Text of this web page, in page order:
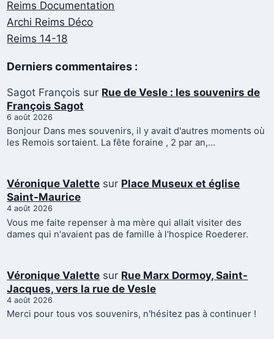
Reims Documentation
Archi Reims Déco
Reims 14-18
Derniers commentaires :
Sagot François sur Rue de Vesle : les souvenirs de
François Sagot
6 août 2026
Bonjour Dans mes souvenirs, il y avait d'autres moments où
les Remois sortaient. La fête foraine , 2 par an,…
Véronique Valette sur Place Museux et église
Saint-Maurice
4 août 2026
Vous me faite repenser à ma mère qui allait visiter des
dames qui n'avaient pas de famille à l'hospice Roederer.
Véronique Valette sur Rue Marx Dormoy, Saint-
Jacques, vers la rue de Vesle
4 août 2026
Merci pour tous vos souvenirs, n'hésitez pas à continuer !